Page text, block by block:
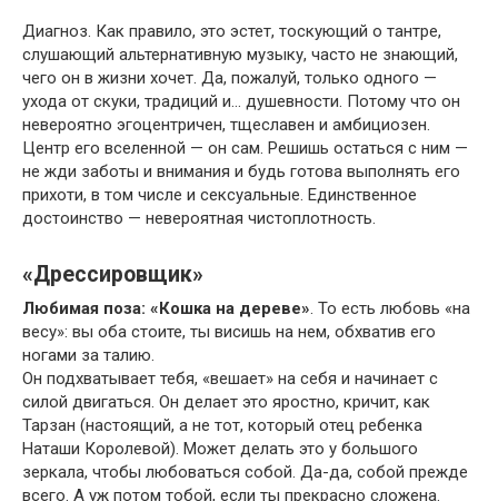
Диагноз. Как правило, это эстет, тоскующий о тантре,
слушающий альтернативную музыку, часто не знающий,
чего он в жизни хочет. Да, пожалуй, только одного —
ухода от скуки, традиций и… душевности. Потому что он
невероятно эгоцентричен, тщеславен и амбициозен.
Центр его вселенной — он сам. Решишь остаться с ним —
не жди заботы и внимания и будь готова выполнять его
прихоти, в том числе и сексуальные. Единственное
достоинство — невероятная чистоплотность.
«Дрессировщик»
Любимая поза: «Кошка на дереве». То есть любовь «на
весу»: вы оба стоите, ты висишь на нем, обхватив его
ногами за талию.
Он подхватывает тебя, «вешает» на себя и начинает с
силой двигаться. Он делает это яростно, кричит, как
Тарзан (настоящий, а не тот, который отец ребенка
Наташи Королевой). Может делать это у большого
зеркала, чтобы любоваться собой. Да-да, собой прежде
всего. А уж потом тобой, если ты прекрасно сложена.